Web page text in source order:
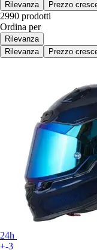
Rilevanza Prezzo
2990 prodotti
Ordina per
Rilevanza
Rilevanza
Prezzo
24h
+-3